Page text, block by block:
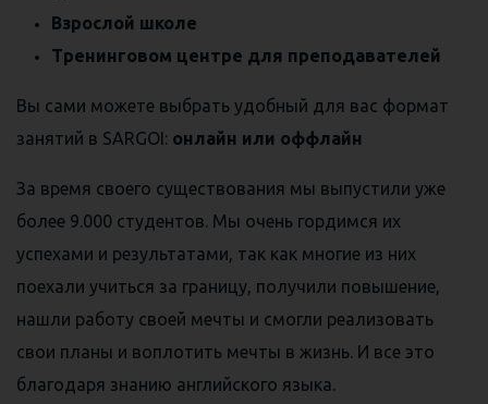
Взрослой школе
Тренинговом центре для преподавателей
Вы сами можете выбрать удобный для вас формат
занятий в SARGOI: онлайн или оффлайн
За время своего существования мы выпустили уже
более 9.000 студентов. Мы очень гордимся их
успехами и результатами, так как многие из них
поехали учиться за границу, получили повышение,
нашли работу своей мечты и смогли реализовать
свои планы и воплотить мечты в жизнь. И все это
благодаря знанию английского языка.